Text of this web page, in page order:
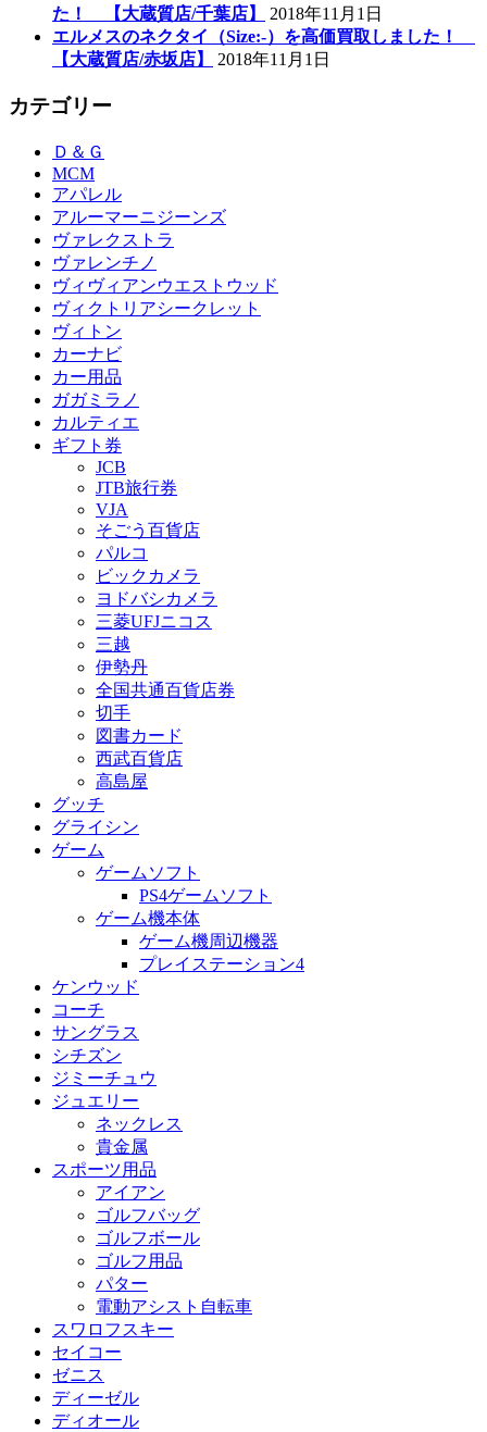
た！ 【大蔵質店/千葉店】
2018年11月1日
エルメスのネクタイ（Size:-）を高価買取しました！
【大蔵質店/赤坂店】
2018年11月1日
カテゴリー
Ｄ＆Ｇ
MCM
アパレル
アルーマーニジーンズ
ヴァレクストラ
ヴァレンチノ
ヴィヴィアンウエストウッド
ヴィクトリアシークレット
ヴィトン
カーナビ
カー用品
ガガミラノ
カルティエ
ギフト券
JCB
JTB旅行券
VJA
そごう百貨店
パルコ
ビックカメラ
ヨドバシカメラ
三菱UFJニコス
三越
伊勢丹
全国共通百貨店券
切手
図書カード
西武百貨店
高島屋
グッチ
グライシン
ゲーム
ゲームソフト
PS4ゲームソフト
ゲーム機本体
ゲーム機周辺機器
プレイステーション4
ケンウッド
コーチ
サングラス
シチズン
ジミーチュウ
ジュエリー
ネックレス
貴金属
スポーツ用品
アイアン
ゴルフバッグ
ゴルフボール
ゴルフ用品
パター
電動アシスト自転車
スワロフスキー
セイコー
ゼニス
ディーゼル
ディオール